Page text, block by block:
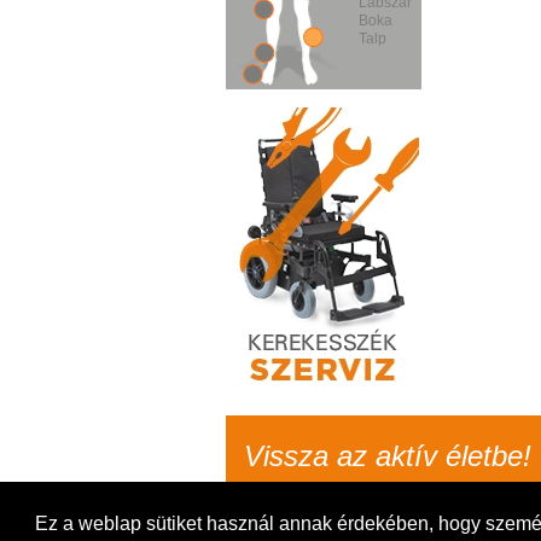
Ez a weblap sütiket használ annak érdekében, hogy
Boka
Talp
Vissza az aktív életbe!